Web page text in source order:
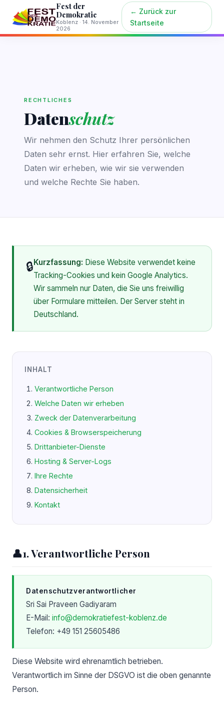
Fest der
Demokratie
Koblenz · 14. November
2026
← Zurück zur
Startseite
RECHTLICHES
Datenschutz
Wir nehmen den Schutz Ihrer persönlichen
Daten sehr ernst. Hier erfahren Sie, welche
Daten wir erheben, wie wir sie verwenden
und welche Rechte Sie haben.
🔒Kurzfassung: Diese Website verwendet keine
Tracking-Cookies und kein Google Analytics.
Wir sammeln nur Daten, die Sie uns freiwillig
über Formulare mitteilen. Der Server steht in
Deutschland.
INHALT
Verantwortliche Person
Welche Daten wir erheben
Zweck der Datenverarbeitung
Cookies & Browserspeicherung
Drittanbieter-Dienste
Hosting & Server-Logs
Ihre Rechte
Datensicherheit
Kontakt
👤1. Verantwortliche Person
Datenschutzverantwortlicher
Sri Sai Praveen Gadiyaram
E-Mail: info@demokratiefest-koblenz.de
Telefon: +49 151 25605486
Diese Website wird ehrenamtlich betrieben.
Verantwortlich im Sinne der DSGVO ist die oben genannte
Person.